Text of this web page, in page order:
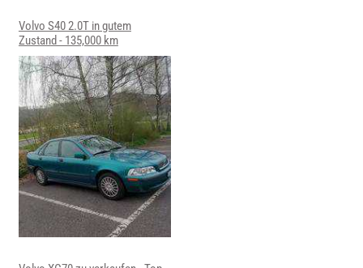
Volvo S40 2.0T in gutem
Zustand - 135,000 km